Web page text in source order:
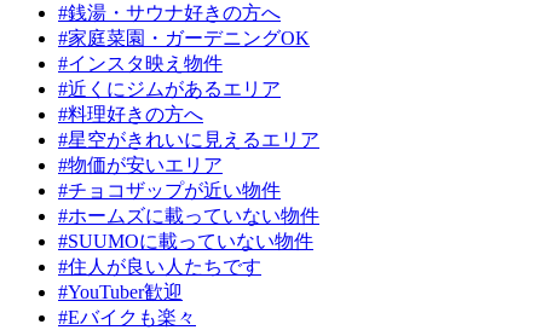
#銭湯・サウナ好きの方へ
#家庭菜園・ガーデニングOK
#インスタ映え物件
#近くにジムがあるエリア
#料理好きの方へ
#星空がきれいに見えるエリア
#物価が安いエリア
#チョコザップが近い物件
#ホームズに載っていない物件
#SUUMOに載っていない物件
#住人が良い人たちです
#YouTuber歓迎
#Eバイクも楽々